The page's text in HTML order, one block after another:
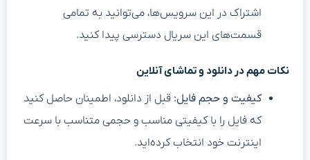
اشتراک در این سرویس‌ها، می‌توانید به تمامی
قسمت‌های این سریال دسترسی پیدا کنید.
نکات مهم در دانلود و تماشای آنلاین
کیفیت و حجم فایل: قبل از دانلود، اطمینان حاصل کنید
که فایل را با کیفیتی مناسب و حجمی متناسب با سرعت
اینترنت خود انتخاب کرده‌اید.